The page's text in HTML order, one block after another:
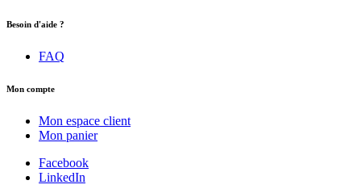
Besoin d'aide ?
FAQ
Mon compte
Mon espace client
Mon panier
Facebook
LinkedIn